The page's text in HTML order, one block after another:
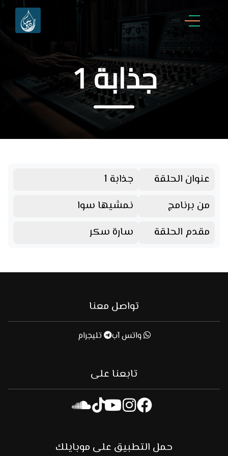
جذابة 1
عنوان الحلقة
جذابة 1
من برنامج
نمشيها سوا
مقدم الحلقة
سارة سكر
تواصل معنا
واتس آب تليجرام
تابعنا على
حمل التطبيق على موبايلك